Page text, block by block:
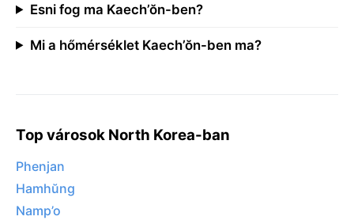
Esni fog ma Kaech’ŏn-ben?
Mi a hőmérséklet Kaech’ŏn-ben ma?
Top városok North Korea-ban
Phenjan
Hamhŭng
Namp’o